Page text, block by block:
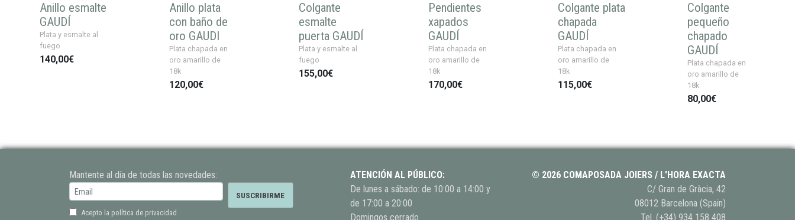
Anillo esmalte
GAUDÍ
Plata y esmalte al
fuego
140,00€
Anillo plata
con baño de
oro GAUDI
Plata chapada en
oro amarillo de
18k
120,00€
Colgante
esmalte
puerta GAUDÍ
Plata y esmalte al
fuego
155,00€
Pendientes
xapados
GAUDÍ
Plata chapada en
oro amarillo de
18k
170,00€
Colgante plata
chapada
GAUDÍ
Plata chapada en
oro amarillo de
18k
115,00€
Colgante
pequeño
chapado
GAUDÍ
Plata chapada en
oro amarillo de
18k
80,00€
Mantente al día de todas las novedades:
Acepto la política de privacidad
ATENCIÓN AL PÚBLICO:
De lunes a sábado: de 10:00 a 14:00 y
de 17:00 a 20:00
Domingos cerrado
© 2026 COMAPOSADA JOIERS / L'HORA EXACTA
C/ Gran de Gràcia, 42
08012 Barcelona (Spain)
Tel. (+34) 934 158 408